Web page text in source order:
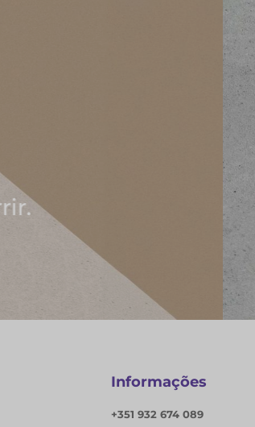
Informações
+351 932 674 089